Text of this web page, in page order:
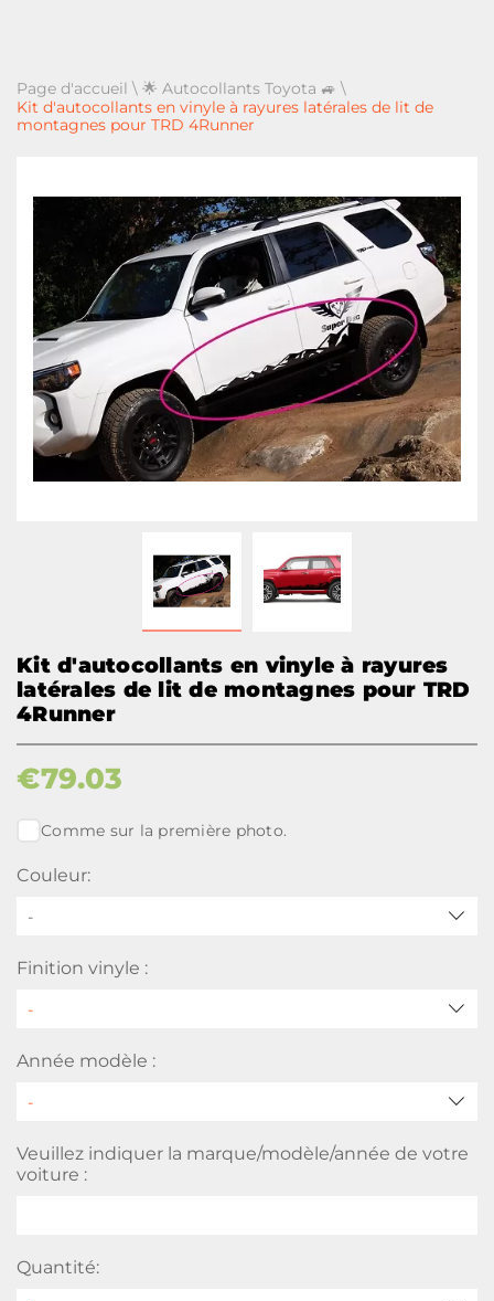
Page d'accueil \ 🌟 Autocollants Toyota 🚙 \
Kit d'autocollants en vinyle à rayures latérales de lit de
montagnes pour TRD 4Runner
Kit d'autocollants en vinyle à rayures
latérales de lit de montagnes pour TRD
4Runner
€79.03
Comme sur la première photo.
Couleur:
-
Finition vinyle :
Année modèle :
Veuillez indiquer la marque/modèle/année de votre
voiture :
Quantité: